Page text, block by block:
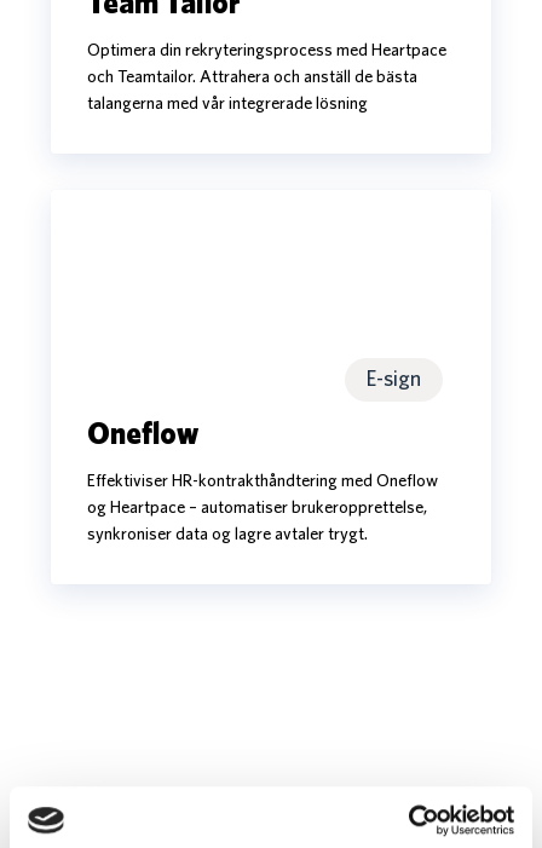
Optimera din rekryteringsprocess med Heartpace
och Teamtailor. Attrahera och anställ de bästa
talangerna med vår integrerade lösning
E-sign
Oneflow
Effektiviser HR-kontrakthåndtering med Oneflow
og Heartpace – automatiser brukeropprettelse,
synkroniser data og lagre avtaler trygt.
Vill du se hvordan